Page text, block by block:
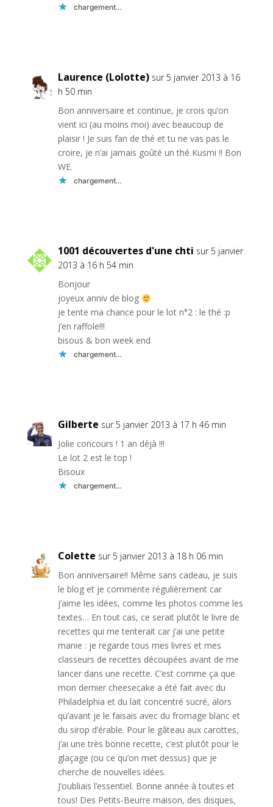
chargement…
Laurence (Lolotte) sur 5 janvier 2013 à 16
h 50 min
Bon anniversaire et continue, je crois qu’on
vient ici (au moins moi) avec beaucoup de
plaisir ! Je suis fan de thé et tu ne vas pas le
croire, je n’ai jamais goûté un thé Kusmi !! Bon
WE.
chargement…
1001 découvertes d'une chti sur 5 janvier
2013 à 16 h 54 min
Bonjour
joyeux anniv de blog
je tente ma chance pour le lot n°2 : le thé :p
j’en raffole!!!
bisous & bon week end
chargement…
Gilberte sur 5 janvier 2013 à 17 h 46 min
Jolie concours ! 1 an déjà !!!
Le lot 2 est le top !
Bisoux
chargement…
Colette sur 5 janvier 2013 à 18 h 06 min
Bon anniversaire!! Même sans cadeau, je suis
le blog et je commente régulièrement car
j’aime les idées, comme les photos comme les
textes… En tout cas, ce serait plutôt le livre de
recettes qui me tenterait car j’ai une petite
manie : je regarde tous mes livres et mes
classeurs de recettes découpées avant de me
lancer dans une recette. C’est comme ça que
mon dernier cheesecake a été fait avec du
Philadelphia et du lait concentré sucré, alors
qu’avant je le faisais avec du fromage blanc et
du sirop d’érable. Pour le gâteau aux carottes,
j’ai une très bonne recette, c’est plutôt pour le
glaçage (ou ce qu’on met dessus) que je
cherche de nouvelles idées.
J’oubliais l’essentiel. Bonne année à toutes et
tous! Des Petits-Beurre maison, des disques,